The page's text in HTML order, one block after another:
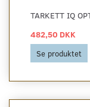
TARKETT IQ
482,50 DKK
Se produktet